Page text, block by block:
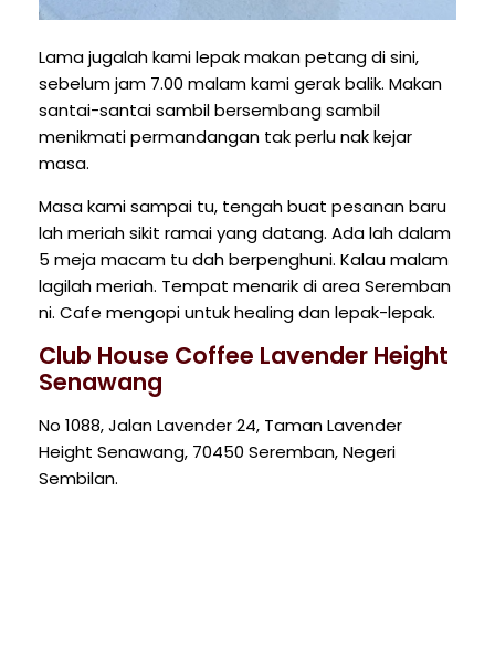
Lama jugalah kami lepak makan petang di sini,
sebelum jam 7.00 malam kami gerak balik. Makan
santai-santai sambil bersembang sambil
menikmati permandangan tak perlu nak kejar
masa.
Masa kami sampai tu, tengah buat pesanan baru
lah meriah sikit ramai yang datang. Ada lah dalam
5 meja macam tu dah berpenghuni. Kalau malam
lagilah meriah. Tempat menarik di area Seremban
ni. Cafe mengopi untuk healing dan lepak-lepak.
Club House Coffee Lavender Height
Senawang
No 1088, Jalan Lavender 24, Taman Lavender
Height Senawang, 70450 Seremban, Negeri
Sembilan.